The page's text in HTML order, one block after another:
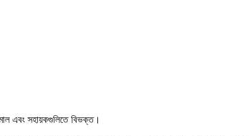
এবং সহায়কগুলিতে বিভক্ত।